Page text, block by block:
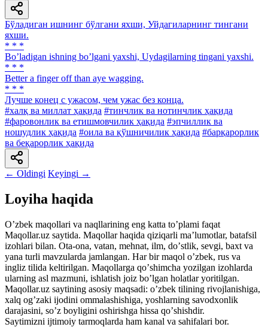
Бўладиган ишнинг бўлгани яхши, Уйдагиларнинг тингани
яхши.
* * *
Boʼladigan ishning boʼlgani yaxshi, Uydagilarning tingani yaxshi.
* * *
Better a finger off than aye wagging.
* * *
Лучше конец с ужасом, чем ужас без конца.
#халқ ва миллат ҳақида #тинчлик ва нотинчлик ҳақида
#фаровонлик ва етишмовчилик ҳақида #эпчиллик ва
ношудлик ҳақида #оила ва қўшничилик ҳақида #барқарорлик
ва беқарорлик ҳақида
← Oldingi Keyingi →
Loyiha haqida
Oʼzbek maqollari va naqllarining eng katta toʼplami faqat
Maqollar.uz saytida. Maqollar haqida qiziqarli maʼlumotlar, batafsil
izohlari bilan. Ota-ona, vatan, mehnat, ilm, doʼstlik, sevgi, baxt va
yana turli mavzularda jamlangan. Har bir maqol oʼzbek, rus va
ingliz tilida keltirilgan. Maqollarga qoʼshimcha yozilgan izohlarda
ularning asl mazmuni, ishlatish joiz boʼlgan holatlar yoritilgan.
Maqollar.uz saytining asosiy maqsadi: oʼzbek tilining rivojlanishiga,
xalq ogʼzaki ijodini ommalashishiga, yoshlarning savodxonlik
darajasini, soʼz boyligini oshirishga hissa qoʼshishdir.
Saytimizni ijtimoiy tarmoqlarda ham kanal va sahifalari bor.